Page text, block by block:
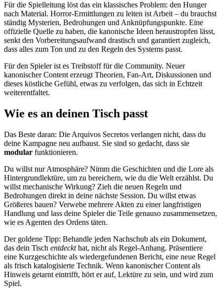
Für die Spielleitung löst das ein klassisches Problem: den Hunger
nach Material. Horror-Ermittlungen zu leiten ist Arbeit – du brauchst
ständig Mysterien, Bedrohungen und Anknüpfungspunkte. Eine
offizielle Quelle zu haben, die kanonische Ideen heraustropfen lässt,
senkt den Vorbereitungsaufwand drastisch und garantiert zugleich,
dass alles zum Ton und zu den Regeln des Systems passt.
Für den Spieler ist es Treibstoff für die Community. Neuer
kanonischer Content erzeugt Theorien, Fan-Art, Diskussionen und
dieses köstliche Gefühl, etwas zu verfolgen, das sich in Echtzeit
weiterentfaltet.
Wie es an deinen Tisch passt
Das Beste daran: Die Arquivos Secretos verlangen nicht, dass du
deine Kampagne neu aufbaust. Sie sind so gedacht, dass sie
modular funktionieren.
Du willst nur Atmosphäre? Nimm die Geschichten und die Lore als
Hintergrundlektüre, um zu bereichern, wie du die Welt erzählst. Du
willst mechanische Wirkung? Zieh die neuen Regeln und
Bedrohungen direkt in deine nächste Session. Du willst etwas
Größeres bauen? Verwebe mehrere Akten zu einer langfristigen
Handlung und lass deine Spieler die Teile genauso zusammensetzen,
wie es Agenten des Ordens täten.
Der goldene Tipp: Behandle jeden Nachschub als ein Dokument,
das dein Tisch entdeckthat, nicht als Regel-Anhang. Präsentiere
eine Kurzgeschichte als wiedergefundenen Bericht, eine neue Regel
als frisch katalogisierte Technik. Wenn kanonischer Content als
Hinweis getarnt eintrifft, hört er auf, Lektüre zu sein, und wird zum
Spiel.